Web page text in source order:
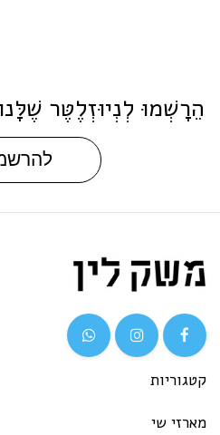
לְנְיוּזְלֶטֶּר שֶׁלָּנוּ
שי